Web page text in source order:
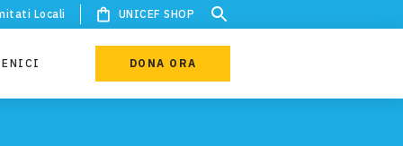
Locali UNICEF SHOP
DONA ORA